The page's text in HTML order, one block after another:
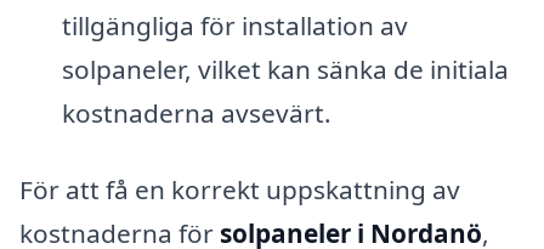
tillgängliga för installation av
solpaneler, vilket kan sänka de initiala
kostnaderna avsevärt.
För att få en korrekt uppskattning av
kostnaderna för solpaneler i Nordanö,